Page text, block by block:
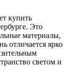
купить
Это
материалы,
отличается ярко
светом и